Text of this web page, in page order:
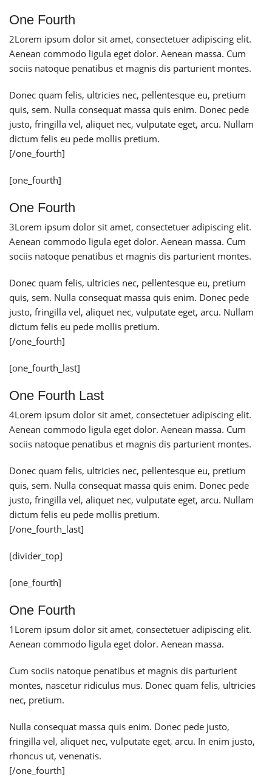
One Fourth
2Lorem ipsum dolor sit amet, consectetuer adipiscing elit.
Aenean commodo ligula eget dolor. Aenean massa. Cum
sociis natoque penatibus et magnis dis parturient montes.
Donec quam felis, ultricies nec, pellentesque eu, pretium
quis, sem. Nulla consequat massa quis enim. Donec pede
justo, fringilla vel, aliquet nec, vulputate eget, arcu. Nullam
dictum felis eu pede mollis pretium.
[/one_fourth]
[one_fourth]
One Fourth
3Lorem ipsum dolor sit amet, consectetuer adipiscing elit.
Aenean commodo ligula eget dolor. Aenean massa. Cum
sociis natoque penatibus et magnis dis parturient montes.
Donec quam felis, ultricies nec, pellentesque eu, pretium
quis, sem. Nulla consequat massa quis enim. Donec pede
justo, fringilla vel, aliquet nec, vulputate eget, arcu. Nullam
dictum felis eu pede mollis pretium.
[/one_fourth]
[one_fourth_last]
One Fourth Last
4Lorem ipsum dolor sit amet, consectetuer adipiscing elit.
Aenean commodo ligula eget dolor. Aenean massa. Cum
sociis natoque penatibus et magnis dis parturient montes.
Donec quam felis, ultricies nec, pellentesque eu, pretium
quis, sem. Nulla consequat massa quis enim. Donec pede
justo, fringilla vel, aliquet nec, vulputate eget, arcu. Nullam
dictum felis eu pede mollis pretium.
[/one_fourth_last]
[divider_top]
[one_fourth]
One Fourth
1 Lorem ipsum dolor sit amet, consectetuer adipiscing elit.
Aenean commodo ligula eget dolor. Aenean massa.
Cum sociis natoque penatibus et magnis dis parturient
montes, nascetur ridiculus mus. Donec quam felis, ultricies
nec, pretium.
Nulla consequat massa quis enim. Donec pede justo,
fringilla vel, aliquet nec, vulputate eget, arcu. In enim justo,
rhoncus ut, venenatis.
[/one_fourth]